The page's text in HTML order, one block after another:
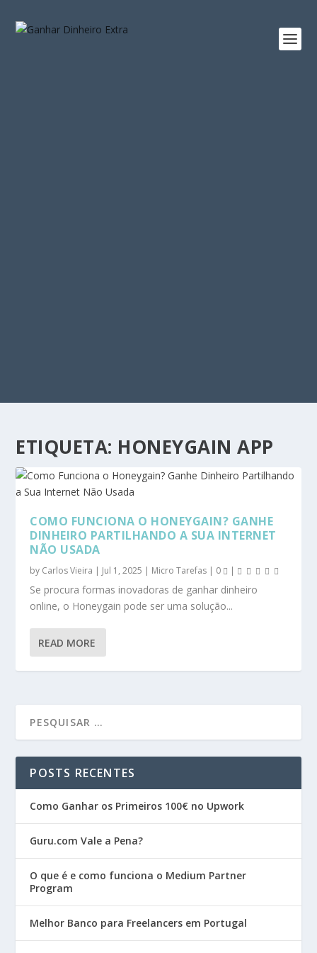
ETIQUETA: HONEYGAIN APP
COMO FUNCIONA O HONEYGAIN? GANHE
DINHEIRO PARTILHANDO A SUA INTERNET
NÃO USADA
by Carlos Vieira | Jul 1, 2025 | Micro Tarefas | 0 |
Se procura formas inovadoras de ganhar dinheiro
online, o Honeygain pode ser uma solução...
READ MORE
POSTS RECENTES
Como Ganhar os Primeiros 100€ no Upwork
Guru.com Vale a Pena?
O que é e como funciona o Medium Partner
Program
Melhor Banco para Freelancers em Portugal